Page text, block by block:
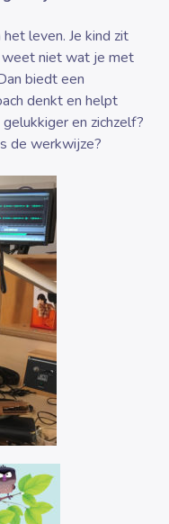
leven. Je kind zit
weet niet wat je met
biedt een
denkt en helpt
en zichzelf?
de werkwijze?